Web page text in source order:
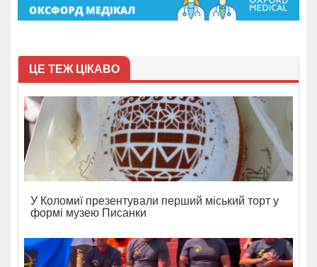
ЦЕ ТЕЖ ЦІКАВО
У Коломиї презентували перший міський торт у
формі музею Писанки